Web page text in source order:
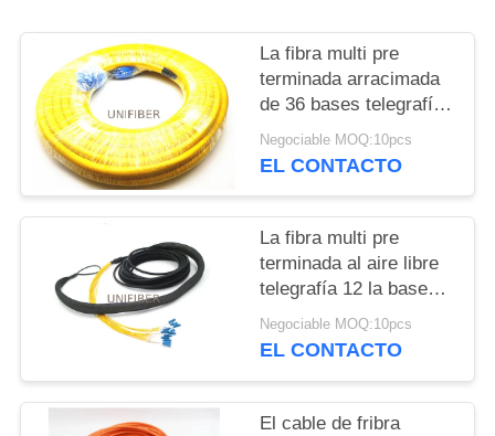
MAPA
DEL
SITIO
PRIVACY
POLICY
La fibra multi pre
terminada arracimada
de 36 bases telegrafía
PVC los 20M vestidos
con el conector de
Negociable MOQ:10pcs
EL CONTACTO
La fibra multi pre
terminada al aire libre
telegrafía 12 la base
LC/UPC a LC/UPC con
los ojos de tracción
Negociable MOQ:10pcs
EL CONTACTO
El cable de fribra